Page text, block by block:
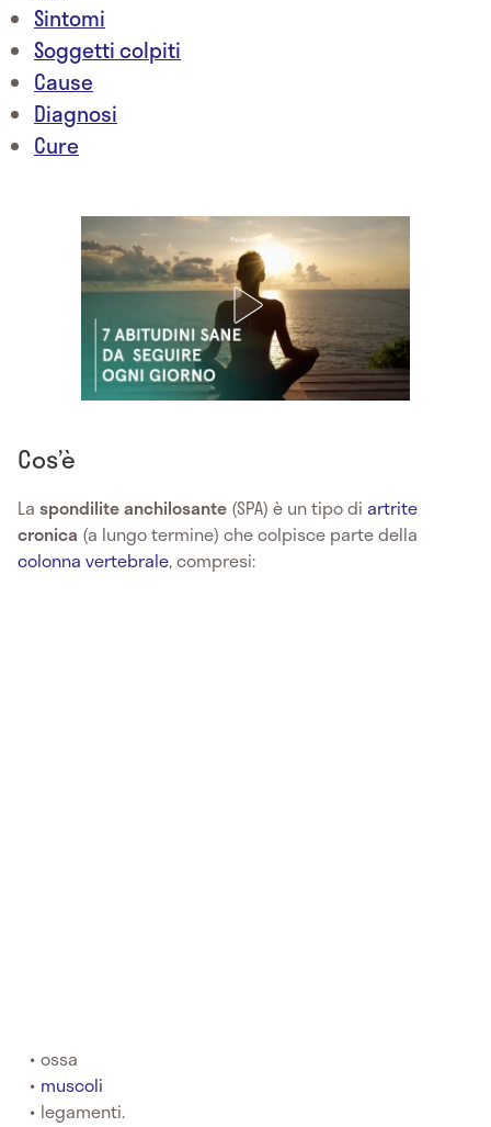
Sintomi
Soggetti colpiti
Cause
Diagnosi
Cure
Cos’è
La spondilite anchilosante (SPA) è un tipo di artrite
cronica (a lungo termine) che colpisce parte della
colonna vertebrale, compresi:
ossa
muscoli
legamenti.